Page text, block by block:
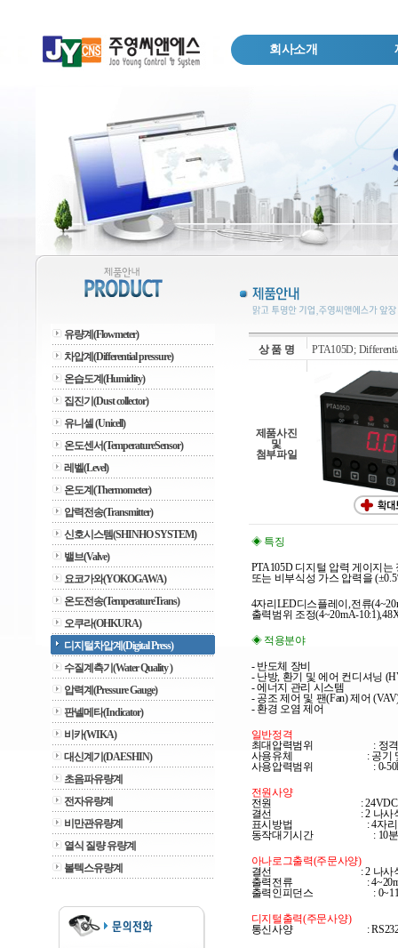
회사소개
유량계(Flowmeter)
차압계(Differential pressure)
온습도계(Humidity)
집진기(Dust collector)
유니셀 (Unicell)
온도센서(TemperatureSensor)
레벨(Level)
온도계(Thermometer)
압력전송(Transmitter)
신호시스템(SHINHO SYSTEM)
밸브(Valve)
요코가와(YOKOGAWA)
온도전송(TemperatureTrans)
오쿠라(OHKURA)
디지털차압계(Digital Press)
수질계측기(Water Quality )
압력계(Pressure Gauge)
판넬메타(Indicator)
비카(WIKA)
대신계기(DAESHIN)
초음파유량계
전자유량계
비만관유량계
열식 질량 유량계
볼텍스유량계
상 품 명 PTA105D;
제품사진
및
첨부파일
◈ 특징
PTA105D 디지털 압력 게이지
또는 비부식성 가스 압력을
4자리LED디스플레이,전류
출력범위 조정(4~20mA-
◈ 적용분야
- 반도체 장비
- 난방, 환기 및 에어 컨디셔닝
- 에너지 관리 시스템
- 공조 제어 및 팬(Fan) 제어
- 환경 오염 제어
일반정격
최대압력범위
사용유체
사용압력범위
전원사양
전원
결선                                     :
표시방법
동작대기시간                         : 10분
아나로그출력(주문사양)
결선                                     :
출력전류
출력인피던스                         :
디지털출력(주문사양)
통신사양                               :